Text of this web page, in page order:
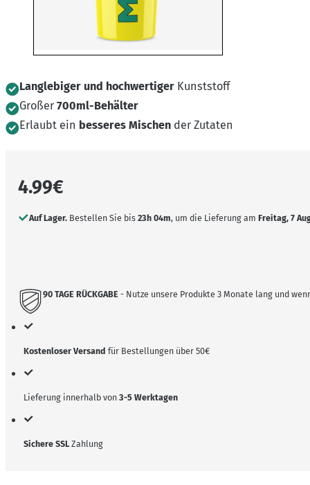
Langlebiger und hochwertiger Kunststoff
Großer 700ml-Behälter
Erlaubt ein besseres Mischen der Zutaten
4.99€
Auf Lager.Bestellen Sie bis 23h 04m, um die Lieferung am Freitag, 7
90 TAGE RÜCKGABE - Nutze unsere Produkte 3 Monate lang und
Kostenloser Versand für Bestellungen über 50€
Lieferung innerhalb von 3-5 Werktagen
Sichere SSLZahlung